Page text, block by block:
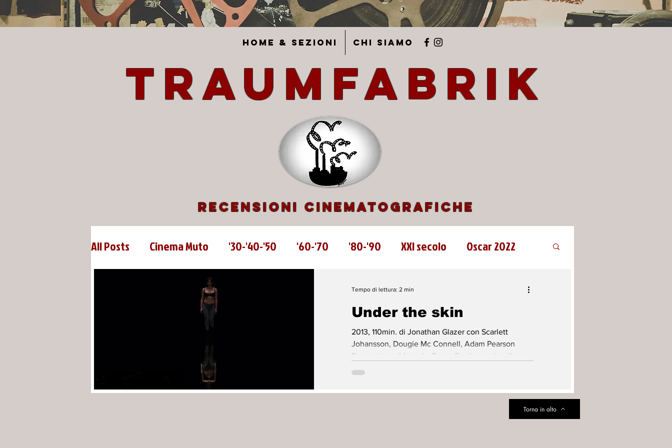
Home & Sezioni Chi siamo
Traumfabrik
blog di recensioni cinematografiche
recensioni cinematografiche
All Posts Cinema Muto '30-'40-'50 '60-'70 '80-'90 XXI secolo Oscar 2022
Under the skin
2013, 110min. di Jonathan Glazer con Scarlett
Johansson, Dougie Mc Connell, Adam Pearson
Recensione di Luca La Russa Spoilerometro: Il...
Tempo di lettura: 2 min
Torna in alto